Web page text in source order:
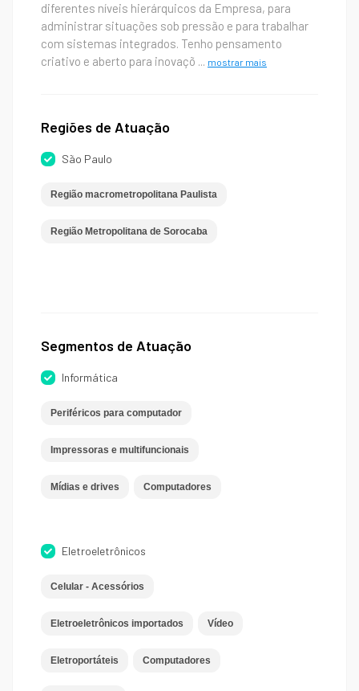
diferentes níveis hierárquicos da Empresa, para
administrar situações sob pressão e para trabalhar
com sistemas integrados. Tenho pensamento
criativo e aberto para inovaçõ ... mostrar mais
Regiões de Atuação
São Paulo
Região macrometropolitana Paulista
Região Metropolitana de Sorocaba
Segmentos de Atuação
Informática
Periféricos para computador
Impressoras e multifuncionais
Mídias e drives Computadores
Eletroeletrônicos
Celular - Acessórios
Eletroeletrônicos importados Vídeo
Eletroportáteis Computadores